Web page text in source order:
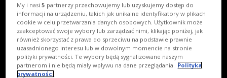
My i nasi5 partnerzy przechowujemy lub uzyskujemy dostęp do
informacji na urządzeniu, takich jak unikalne identyfikatory w plikach
cookie w celu przetwarzania danych osobowych. Użytkownik może
zaakceptować swoje wybory lub zarządzać nimi, klikając poniżej, jak
również skorzystać z prawa do sprzeciwu na podstawie prawnie
uzasadnionego interesu lub w dowolnym momencie na stronie
polityki prywatności. Te wybory będą sygnalizowane naszym
partnerom i nie będą miały wpływu na dane przeglądania.
Polityka
prywatności